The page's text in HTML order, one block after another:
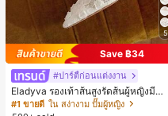
5
Save ฿34
#ปาร์ตี้ก่อนแต่งงาน
Eladyva รองเท้าส้นสูงรัดส้นผู้หญิงมีดอ
กไม้ประดับตาข่ายเสริมและสามารถสว
มได้สองแบบ ส้นสูง 7 ซม. รูปแบบโรมัน
#1 ขายดี ใน สง่างาม ปั๊มผู้หญิง